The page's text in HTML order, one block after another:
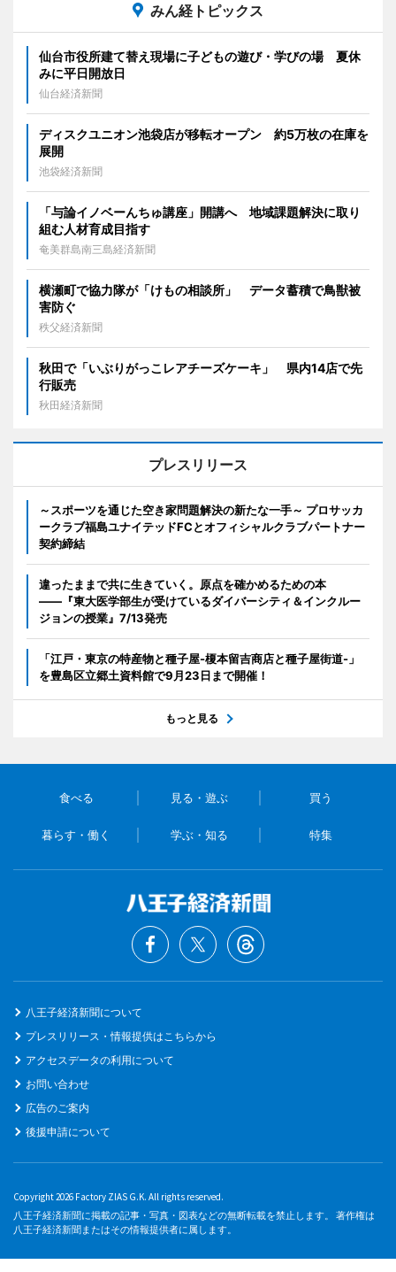
みん経トピックス
仙台市役所建て替え現場に子どもの遊び・学びの場 夏休
みに平日開放日
仙台経済新聞
ディスクユニオン池袋店が移転オープン 約5万枚の在庫を
展開
池袋経済新聞
「与論イノベーんちゅ講座」開講へ 地域課題解決に取り
組む人材育成目指す
奄美群島南三島経済新聞
横瀬町で協力隊が「けもの相談所」 データ蓄積で鳥獣被
害防ぐ
秩父経済新聞
秋田で「いぶりがっこレアチーズケーキ」 県内14店で先
行販売
秋田経済新聞
プレスリリース
～スポーツを通じた空き家問題解決の新たな一手～ プロサッカ
ークラブ福島ユナイテッドFCとオフィシャルクラブパートナー
契約締結
違ったままで共に生きていく。原点を確かめるための本
――『東大医学部生が受けているダイバーシティ＆インクルー
ジョンの授業』7/13発売
「江戸・東京の特産物と種子屋-榎本留吉商店と種子屋街道-」
を豊島区立郷土資料館で9月23日まで開催！
もっと見る
食べる 見る・遊ぶ 買う
暮らす・働く 学ぶ・知る 特集
八王子経済新聞について
プレスリリース・情報提供はこちらから
アクセスデータの利用について
お問い合わせ
広告のご案内
後援申請について
Copyright 2026 Factory ZIAS G.K. All rights reserved.
八王子経済新聞に掲載の記事・写真・図表などの無断転載を禁止します。 著作権は
八王子経済新聞またはその情報提供者に属します。